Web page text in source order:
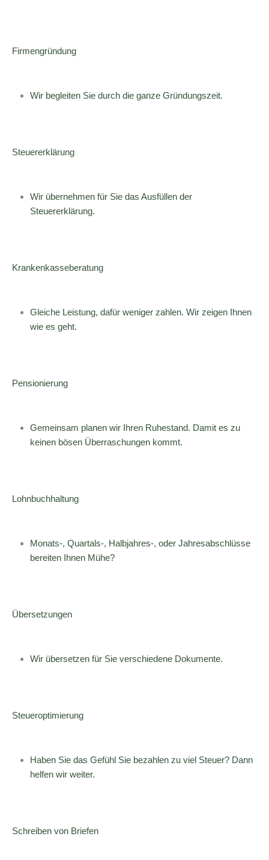
Firmengründung
Wir begleiten Sie durch die ganze Gründungszeit.
Steuererklärung
Wir übernehmen für Sie das Ausfüllen der
Steuererklärung.
Krankenkasseberatung
Gleiche Leistung, dafür weniger zahlen. Wir zeigen Ihnen
wie es geht.
Pensionierung
Gemeinsam planen wir Ihren Ruhestand. Damit es zu
keinen bösen Überraschungen kommt.
Lohnbuchhaltung
Monats-, Quartals-, Halbjahres-, oder Jahresabschlüsse
bereiten Ihnen Mühe?
Übersetzungen
Wir übersetzen für Sie verschiedene Dokumente.
Steueroptimierung
Haben Sie das Gefühl Sie bezahlen zu viel Steuer? Dann
helfen wir weiter.
Schreiben von Briefen